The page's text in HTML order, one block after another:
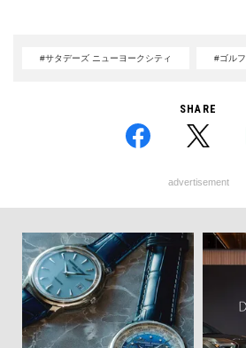
#サタデーズ ニューヨークシティ #ゴルフ
SHARE
advertisement